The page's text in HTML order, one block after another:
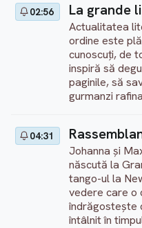
02:56 La grande
Actualitatea
ordine este
cunoscuţi, de
inspiră să
paginile, să
gurmanzi
04:31
Johanna și
născută la
tango-ul la
vedere care o
îndrăgostește
întâlnit în